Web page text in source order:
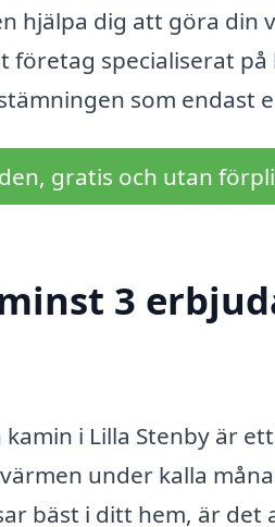
hjälpa dig att göra din
företag specialiserat
som endast
gratis och utan
3
i Lilla Stenby är
under kalla
bäst i ditt hem, är